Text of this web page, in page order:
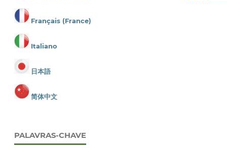
Français (France)
Italiano
日本語
简体中文
PALAVRAS-CHAVE